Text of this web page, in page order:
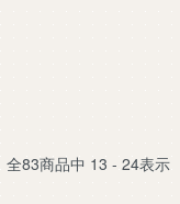
全83商品中 13 - 24表示